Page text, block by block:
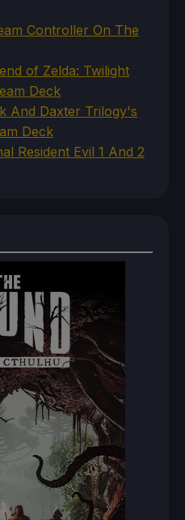
Controller On The
of Zelda: Twilight
Deck
And Daxter Trilogy's
Deck
Resident Evil 1 And 2